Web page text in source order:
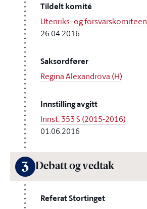
Tildelt komité
Utenriks- og forsvarskomiteen
26.04.2016
Saksordfører
Regina Alexandrova (H)
Innstilling avgitt
Innst. 353 S (2015-2016)
01.06.2016
3 Debatt og vedtak
Referat Stortinget